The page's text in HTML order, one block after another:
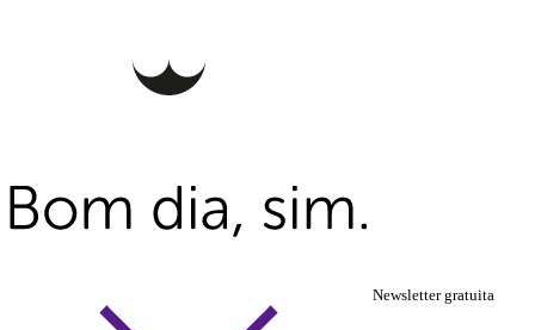
Newsletter gratuita